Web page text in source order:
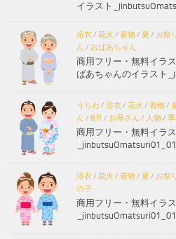
イラスト
浴衣/ 花火 / 着物/ 夏 / お祭
ん / おばあちゃん
商用フリー・無料イラ
ばあちゃんのイラスト
うちわ/ 浴衣/ 花火 / 着物/
ん / 8月 / お母さん / 人物/
商用フリー・無料イラ
浴衣/ 花火 / 着物/ 夏 / お祭
の子
商用フリー・無料イラ